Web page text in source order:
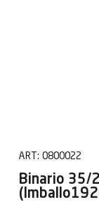
ART: 0800022
Binario 35/